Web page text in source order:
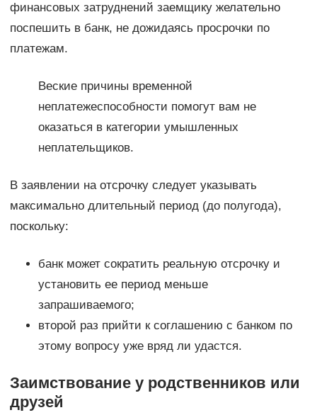
финансовых затруднений заемщику желательно
поспешить в банк, не дожидаясь просрочки по
платежам.
Веские причины временной
неплатежеспособности помогут вам не
оказаться в категории умышленных
неплательщиков.
В заявлении на отсрочку следует указывать
максимально длительный период (до полугода),
поскольку:
банк может сократить реальную отсрочку и
установить ее период меньше
запрашиваемого;
второй раз прийти к соглашению с банком по
этому вопросу уже вряд ли удастся.
Заимствование у родственников или
друзей